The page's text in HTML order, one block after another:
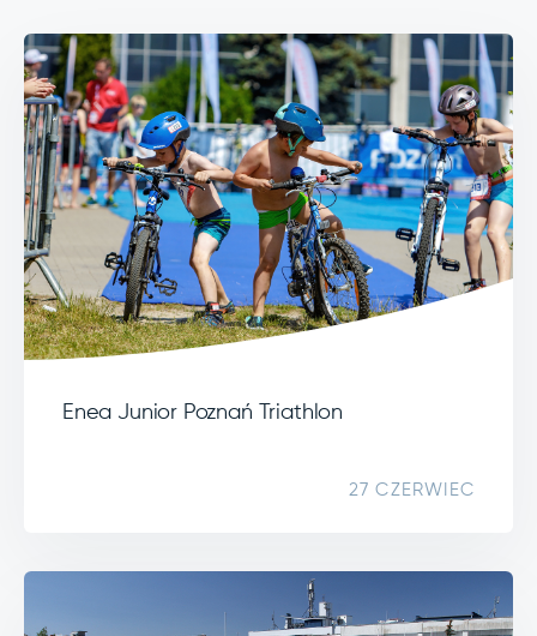
Enea Junior Poznań Triathlon
27 CZERWIEC